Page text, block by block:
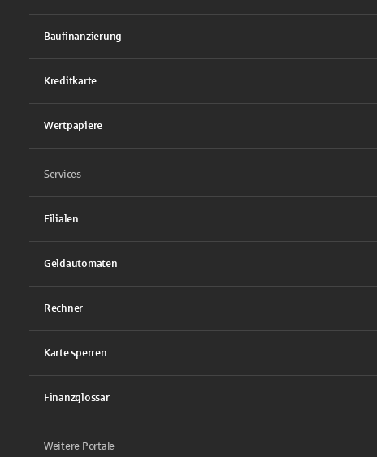
Baufinanzierung
Kreditkarte
Wertpapiere
Services
Filialen
Geldautomaten
Rechner
Karte sperren
Finanzglossar
Weitere Portale